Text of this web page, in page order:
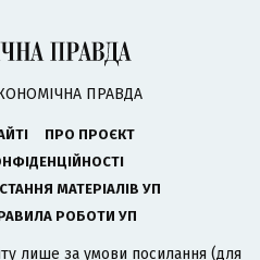
ПРАВДА
ПРО ПРОЄКТ
МАТЕРІАЛІВ УП
РОБОТИ УП
лише за умови посилання (для